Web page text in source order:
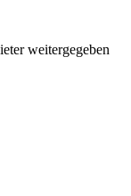
weitergegeben